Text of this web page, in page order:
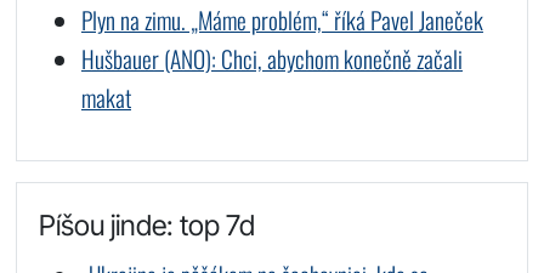
Plyn na zimu. „Máme problém,“ říká Pavel Janeček
Hušbauer (ANO): Chci, abychom konečně začali
makat
Píšou jinde: top 7d